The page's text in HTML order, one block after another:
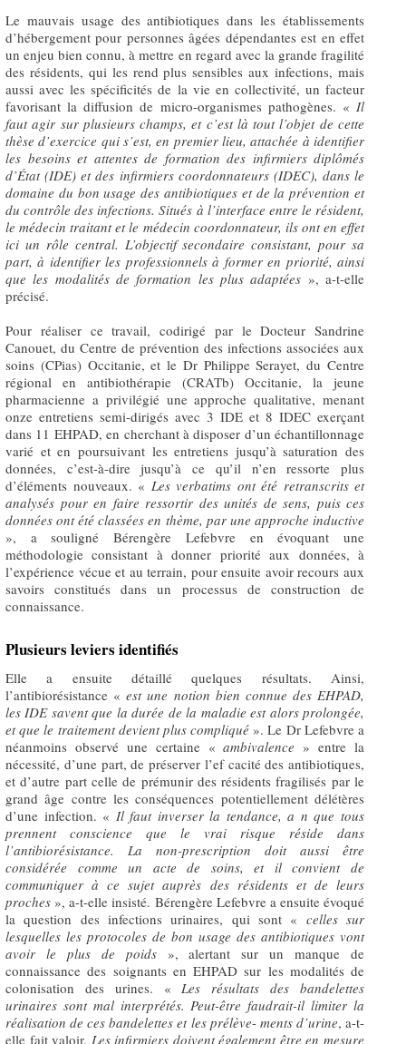
Le mauvais usage des antibiotiques dans les établissements
d’hébergement pour personnes âgées dépendantes est en effet
un enjeu bien connu, à mettre en regard avec la grande fragilité
des résidents, qui les rend plus sensibles aux infections, mais
aussi avec les spécificités de la vie en collectivité, un facteur
favorisant la diffusion de micro-organismes pathogènes. « Il
faut agir sur plusieurs champs, et c’est là tout l’objet de cette
thèse d’exercice qui s’est, en premier lieu, attachée à identifier
les besoins et attentes de formation des infirmiers diplômés
d’État (IDE) et des infirmiers coordonnateurs (IDEC), dans le
domaine du bon usage des antibiotiques et de la prévention et
du contrôle des infections. Situés à l’interface entre le résident,
le médecin traitant et le médecin coordonnateur, ils ont en effet
ici un rôle central. L’objectif secondaire consistant, pour sa
part, à identifier les professionnels à former en priorité, ainsi
que les modalités de formation les plus adaptées », a-t-elle
précisé.
Pour réaliser ce travail, codirigé par le Docteur Sandrine
Canouet, du Centre de prévention des infections associées aux
soins (CPias) Occitanie, et le Dr Philippe Serayet, du Centre
régional en antibiothérapie (CRATb) Occitanie, la jeune
pharmacienne a privilégié une approche qualitative, menant
onze entretiens semi-dirigés avec 3 IDE et 8 IDEC exerçant
dans 11 EHPAD, en cherchant à disposer d’un échantillonnage
varié et en poursuivant les entretiens jusqu’à saturation des
données, c’est-à-dire jusqu’à ce qu’il n’en ressorte plus
d’éléments nouveaux. « Les verbatims ont été retranscrits et
analysés pour en faire ressortir des unités de sens, puis ces
données ont été classées en thème, par une approche inductive
», a souligné Bérengère Lefebvre en évoquant une
méthodologie consistant à donner priorité aux données, à
l’expérience vécue et au terrain, pour ensuite avoir recours aux
savoirs constitués dans un processus de construction de
connaissance.
Plusieurs leviers identifiés
Elle a ensuite détaillé quelques résultats. Ainsi,
l’antibiorésistance «est une notion bien connue des EHPAD,
les IDE savent que la durée de la maladie est alors prolongée,
et que le traitement devient plus compliqué ». Le Dr Lefebvre a
néanmoins observé une certaine «ambivalence » entre la
nécessité, d’une part, de préserver l’ef cacité des antibiotiques,
et d’autre part celle de prémunir des résidents fragilisés par le
grand âge contre les conséquences potentiellement délétères
d’une infection. « Il faut inverser la tendance, a n que tous
prennent conscience que le vrai risque réside dans
l’antibiorésistance. La non-prescription doit aussi être
considérée comme un acte de soins, et il convient de
communiquer à ce sujet auprès des résidents et de leurs
proches », a-t-elle insisté. Bérengère Lefebvre a ensuite évoqué
la question des infections urinaires, qui sont « celles sur
lesquelles les protocoles de bon usage des antibiotiques vont
avoir le plus de poids», alertant sur un manque de
connaissance des soignants en EHPAD sur les modalités de
colonisation des urines. «Les résultats des bandelettes
urinaires sont mal interprétés. Peut-être faudrait-il limiter la
réalisation de ces bandelettes et les prélève- ments d’urine, a-t-
elle fait valoir. Les infirmiers doivent également être en mesure